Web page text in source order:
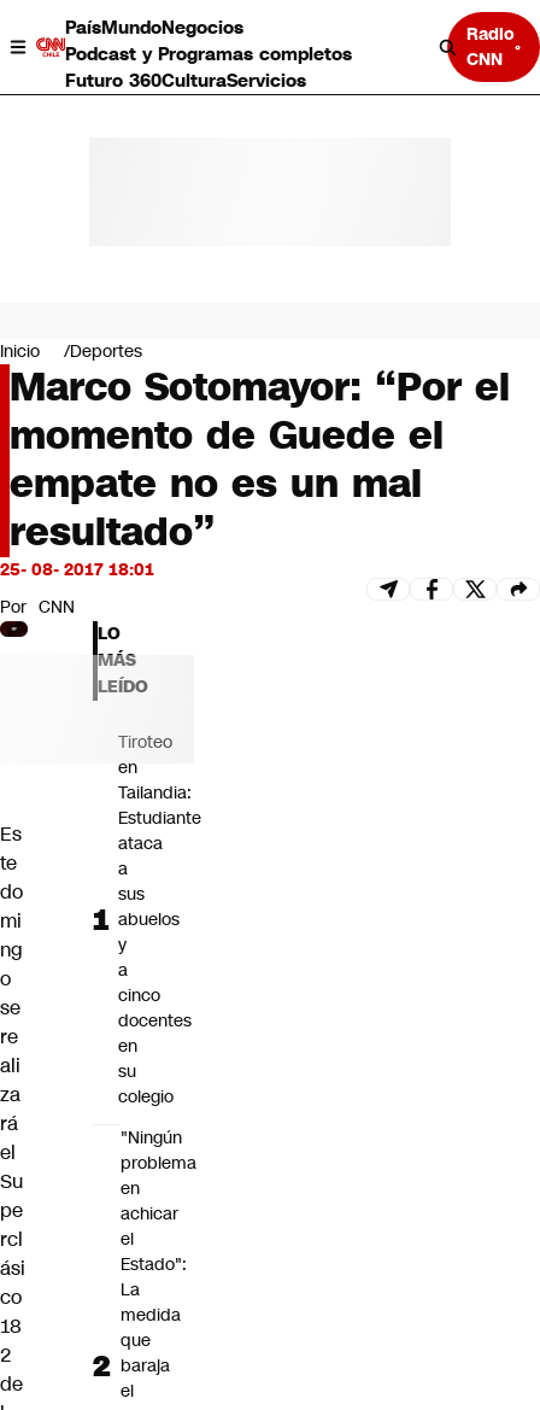
PaísMundoNegocios
Podcast y Programas completos
Futuro 360CulturaServicios
Radio
CNN
Negocios
Deportes
Programas completos
Cultura
Servicios
Bits
CNN Data
CNN tiempo
Futuro 360
Inicio Deportes
Marco Sotomayor: “Por el
momento de Guede el
empate no es un mal
resultado”
25- 08- 2017 18:01
Por CNN
Es
te
do
mi
ng
o
se
re
ali
za
rá
el
Su
pe
rcl
ási
co
18
2
de
LO
MÁS
LEÍDO
Tiroteo
en
Tailandia:
Estudiante
ataca
a
sus
abuelos
y
a
cinco
docentes
en
su
colegio
"Ningún
problema
en
achicar
el
Estado":
La
medida
que
baraja
el